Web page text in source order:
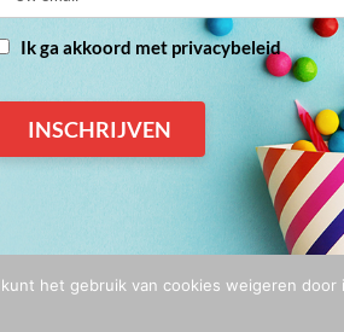
Ik ga akkoord met privacybeleid
het gebruik van cookies weigeren door